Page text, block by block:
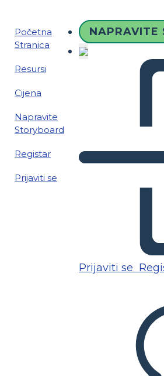
Početna
Stranica
Resursi
Cijena
Napravite
Storyboard
Registar
Prijaviti se
NAPRAVITE
Prijaviti se